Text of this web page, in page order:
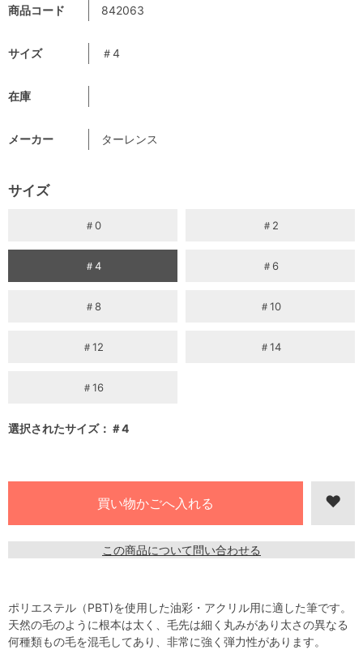
商品コード 842063
サイズ ＃4
在庫
メーカー ターレンス
サイズ
＃0 ＃2
＃4 ＃6
＃8 ＃10
＃12 ＃14
＃16
選択されたサイズ：＃4
この商品について問い合わせる
ポリエステル（PBT)を使用した油彩・アクリル用に適した筆です。
天然の毛のように根本は太く、毛先は細く丸みがあり太さの異なる
何種類もの毛を混毛してあり、非常に強く弾力性があります。